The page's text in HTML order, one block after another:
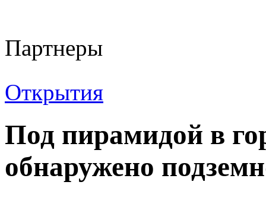
Партнеры
Открытия
Под пирамидой в
обнаружено